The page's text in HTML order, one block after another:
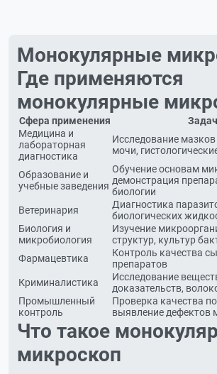
Монокулярные
Где применяются
монокулярные
Сфера применения
Медицина и
лабораторная
диагностика
Исследование
мочи,
Образование и
учебные заведения
Обучение основам
демонстрация
биологии
Ветеринария
Диагностика
биологических
Биология и
микробиология
Изучение
структур, культур
Фармацевтика
Контроль качества
препаратов
Криминалистика
Исследование
доказательств,
Промышленный
контроль
Проверка качества
выявление дефектов
Что такое
микроскоп